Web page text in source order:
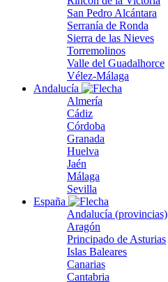
San Pedro Alcántara
Serranía de Ronda
Sierra de las Nieves
Torremolinos
Valle del Guadalhorce
Vélez-Málaga
Andalucía
Almería
Cádiz
Córdoba
Granada
Huelva
Jaén
Málaga
Sevilla
España
Andalucía (provincias)
Aragón
Principado de Asturias
Islas Baleares
Canarias
Cantabria